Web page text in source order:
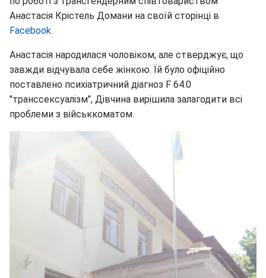
Анастасія Крістель Домани на своїй сторінці в
Facebook.
Анастасія народилася чоловіком, але стверджує, що
завжди відчувала себе жінкою. Їй було офіційно
поставлено психіатричний діагноз F 64.0
"транссексуалізм", Дівчина вирішила залагодити всі
проблеми з військкоматом.